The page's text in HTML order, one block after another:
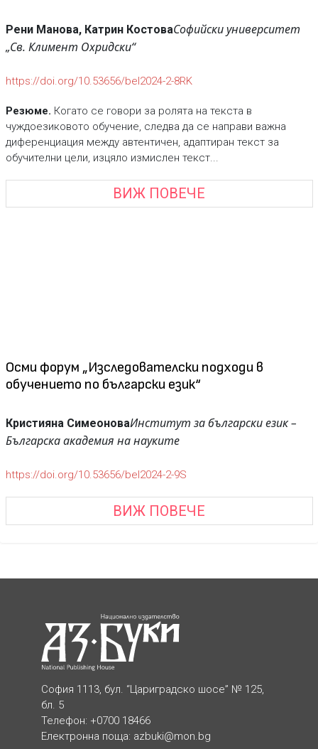
Рени Манова, Катрин КостоваСофийски университет
„Св. Климент Охридски“
https://doi.org/10.53656/bel2024-2-8RK
Резюме. Когато се говори за ролята на текста в
чуждоезиковото обучение, следва да се направи важна
диференциация между aвтентичен, адаптиран текст за
обучителни цели, изцяло измислен текст...
ВИЖ ПОВЕЧЕ
Осми форум „Изследователски подходи в
обучението по български език“
Кристияна СимеоноваИнститут за български език –
Българска академия на науките
https://doi.org/10.53656/bel2024-2-9S
ВИЖ ПОВЕЧЕ
София 1113, бул. “Цариградско шосе” № 125,
бл. 5
Телефон: +0700 18466
Електронна поща: azbuki@mon.bg